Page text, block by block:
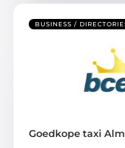
BUSINESS /
Goedkope taxi